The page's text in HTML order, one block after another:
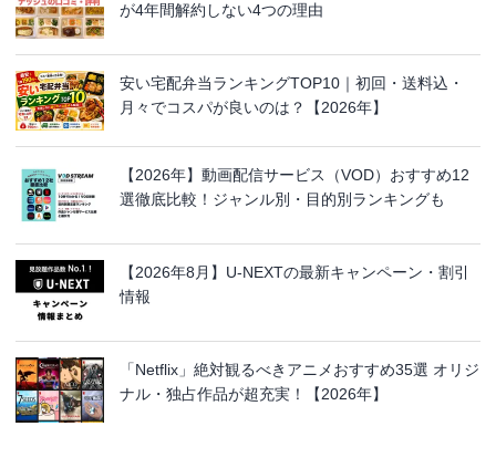
が4年間解約しない4つの理由
安い宅配弁当ランキングTOP10｜初回・送料込・
月々でコスパが良いのは？【2026年】
【2026年】動画配信サービス（VOD）おすすめ12
選徹底比較！ジャンル別・目的別ランキングも
【2026年8月】U-NEXTの最新キャンペーン・割引
情報
「Netflix」絶対観るべきアニメおすすめ35選 オリジ
ナル・独占作品が超充実！【2026年】